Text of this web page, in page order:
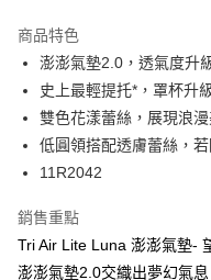
消。如遇「轉專審核」未通過
法說明評估內容。
【繳款方式說明】
1.分期款項不併入電信帳單，
醒簡訊。
2.透過簡訊連結打開帳單後，
1.本服務係由「台灣大哥大股
用戶於交易時，得透過本服務
１．簡單：不需註冊會員、不需
３．安心：先確認商品／服務
【「AFTEE先享後付」結帳流
１．於結帳方式選擇「AFTEE
結帳頁面，進行簡訊認證並確
２．訂單成立數日內，您將收到
ATM／網路銀行／等多元方式
※ 請注意：結帳手續完成當下
購買商品的店家。未經商家同
後付繳納相關費用。
運送方式
每筆NT$45，滿NT$2,000(
付款後全家取貨
每筆NT$45，滿NT$2,000(
萊爾富取貨付款
每筆NT$45，滿NT$2,000(
商品特色
澎澎氣墊2.0，透氣度升
史上最輕提托*，罩杯升
雙色花漾蕾絲，展現浪
低圓領搭配透膚蕾絲，
11R2042
銷售重點
Tri Air Lite Luna 澎澎氣墊-
澎澎氣墊2.0交織出夢幻氣